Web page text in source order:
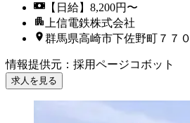
【日給】8,200円〜
上信電鉄株式会社
群馬県高崎市下佐野町７７０
情報提供元 ： 採用ページコボット
求人を見る